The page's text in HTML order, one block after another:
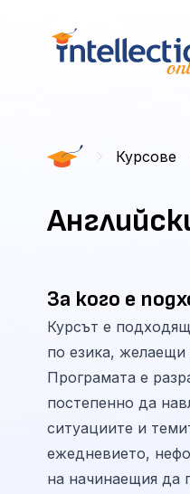
Курсове
За кого е
Курсът е
по езика, желаещи
Програмата е
постепенно да
ситуациите и
ежедневието,
на начинаещия да